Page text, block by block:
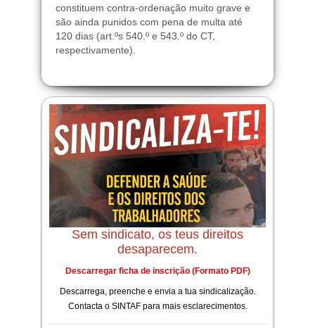
constituem contra-ordenação muito grave e
são ainda punidos com pena de multa até
120 dias (art.ºs 540.º e 543.º do CT,
respectivamente).
Sem sindicato, os teus direitos
desaparecem.
Descarregar ficha de inscrição (Formato PDF)
Descarrega, preenche e envia a tua sindicalização.
Contacta o SINTAF para mais esclarecimentos.